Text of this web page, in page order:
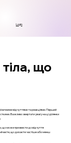
Login
що
відчуттями та реакціями. Перший
Важливо звертати увагу на ці ділянки
що може призвести до відчуття
що дихаєте частіше або менш